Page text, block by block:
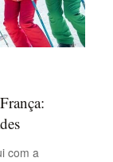
com a